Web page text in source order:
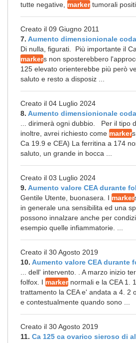
tutte negative, marker tumorali
Creato il 09 Giugno 2011
7. Aumento dimensionionale
Di nulla, figurati. Più importante il
markers non sposterebbero
125 elevato orienterebbe più però
saluto e resto a disposiz ...
Creato il 04 Luglio 2024
8. Aumento dimensionionale
... dirimerà ogni dubbio. Per il tipo
inoltre, avrei richiesto come marker
Ca 19.9 e CEA) La ferritina a 174
saluto, un grande in bocca ...
Creato il 03 Luglio 2024
9. Aumento valore CEA durante
Gentile Utente, buonasera. I marker
in generale una sensibilita ed una
possono innalzare anche per
esempio quelle infiammatorie. ...
Creato il 30 Agosto 2019
10. Aumento valore CEA durante
... dell' intervento. . A marzo inizio
folfox. I marker normali e la CEA 1.
trattamento la CEA e' andata a 4. 2
e contestualmente quando sono ...
Creato il 30 Agosto 2019
11. Ca 125 ca ovarico sieroso di